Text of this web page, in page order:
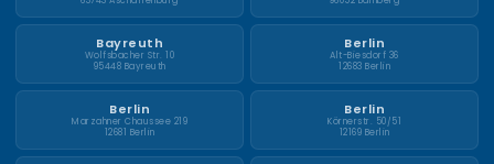
Bayreuth
Wolfsbacher Str. 10
95448 Bayreuth
Berlin
Alt-Biesdorf 36
12683 Berlin
Berlin
Marzahner Chaussee 219
12681 Berlin
Berlin
Körnerstr. 50/51
12169 Berlin